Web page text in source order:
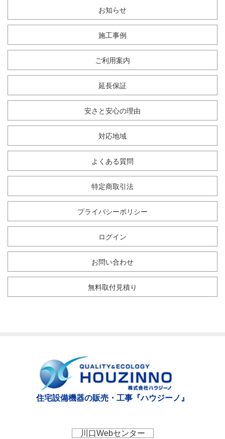
お知らせ
施工事例
ご利用案内
延長保証
安さと安心の理由
対応地域
よくある質問
特定商取引法
プライバシーポリシー
ログイン
お問い合わせ
無料取付見積り
住宅設備機器の販売・工事『ハウジーノ』
川口Webセンター